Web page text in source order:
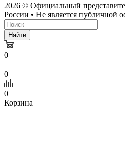
2026 © Официальный
России • Не является публичной
Найти
0
0
0
Корзина